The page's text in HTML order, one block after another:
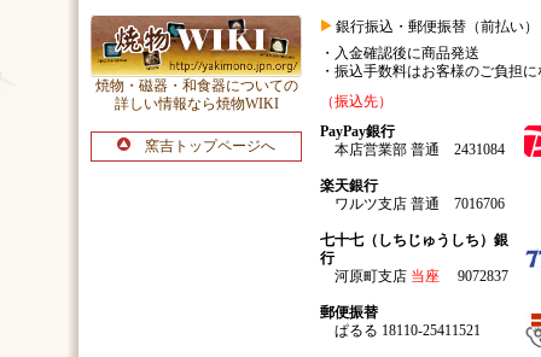
焼物・磁器・和食器についての
詳しい情報なら焼物WIKI
窯吉トップページへ
銀行振込・郵便振替（前払い）
・入金確認後に商品発送
・振込手数料はお客様のご負担
（振込先）
PayPay銀行
本店営業部 普通 2431084
楽天銀行
ワルツ支店 普通 7016706
七十七（しちじゅうしち）銀
行
河原町支店 当座 9072837
郵便振替
ぱるる 18110-25411521